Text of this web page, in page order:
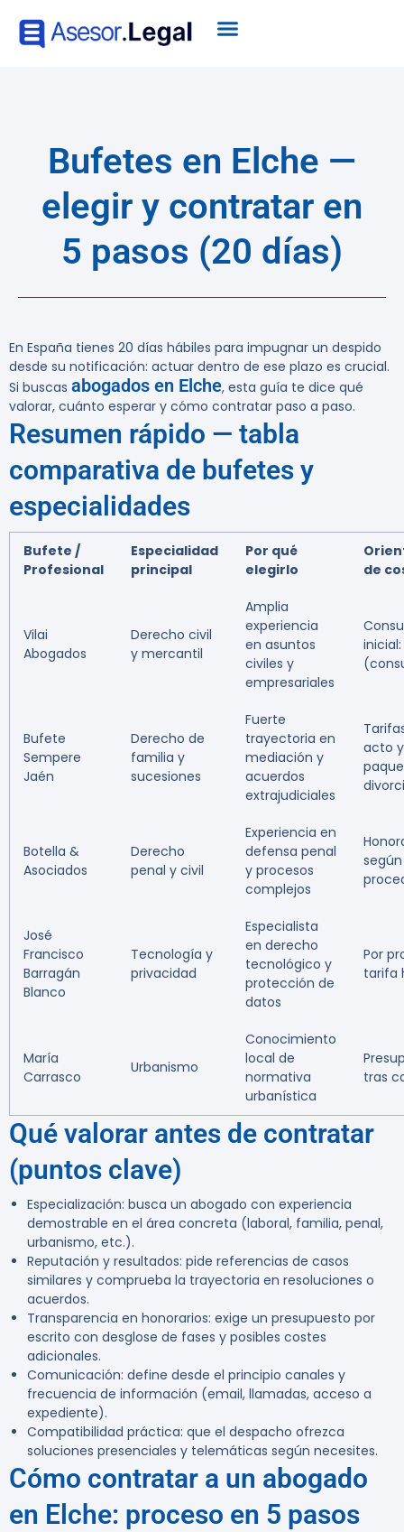
Bufetes en Elche —
elegir y contratar en
5 pasos (20 días)
En España tienes 20 días hábiles para impugnar un despido
desde su notificación: actuar dentro de ese plazo es crucial.
Si buscas abogados en Elche, esta guía te dice qué
valorar, cuánto esperar y cómo contratar paso a paso.
Resumen rápido — tabla
comparativa de bufetes y
especialidades
Bufete /
Profesional
Especialidad
principal
Por qué
elegirlo
de
Vilai
Abogados
Derecho civil
y mercantil
Amplia
experiencia
en asuntos
civiles y
empresariales
Bufete
Sempere
Jaén
Derecho de
familia y
sucesiones
Fuerte
trayectoria en
mediación y
acuerdos
extrajudiciales
acto y
Botella &
Asociados
Derecho
penal y civil
Experiencia en
defensa penal
y procesos
complejos
según
José
Francisco
Barragán
Blanco
Tecnología y
privacidad
Especialista
en derecho
tecnológico y
protección de
datos
Por
tarifa
María
Carrasco
Urbanismo
Conocimiento
local de
normativa
urbanística
tras
Qué valorar antes de contratar
(puntos clave)
Especialización: busca un abogado con experiencia
demostrable en el área concreta (laboral, familia, penal,
urbanismo, etc.).
Reputación y resultados: pide referencias de casos
similares y comprueba la trayectoria en resoluciones o
acuerdos.
Transparencia en honorarios: exige un presupuesto por
escrito con desglose de fases y posibles costes
adicionales.
Comunicación: define desde el principio canales y
frecuencia de información (email, llamadas, acceso a
expediente).
Compatibilidad práctica: que el despacho ofrezca
soluciones presenciales y telemáticas según necesites.
Cómo contratar a un abogado
en Elche: proceso en 5 pasos